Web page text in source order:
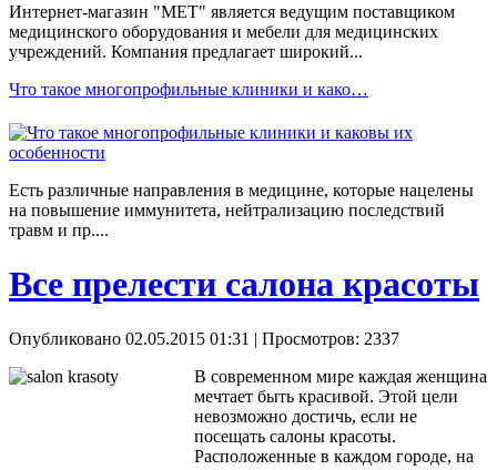
Интернет-магазин "МЕТ" является ведущим поставщиком
медицинского оборудования и мебели для медицинских
учреждений. Компания предлагает широкий...
Что такое многопрофильные клиники и како…
Есть различные направления в медицине, которые нацелены
на повышение иммунитета, нейтрализацию последствий
травм и пр....
Все прелести салона красоты
Опубликовано 02.05.2015 01:31 | Просмотров: 2337
В современном мире каждая женщина
мечтает быть красивой. Этой цели
невозможно достичь, если не
посещать салоны красоты.
Расположенные в каждом городе, на